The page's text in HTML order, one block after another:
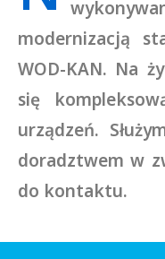
modernizacją
WOD-KAN. Na
się
urządzeń.
doradztwem w
do kontaktu.